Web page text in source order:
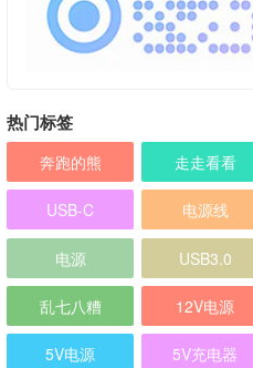
热门标签
奔跑的熊 走走看看
USB-C 电源线
电源 USB3.0
乱七八糟 12V电源
5V电源 5V充电器